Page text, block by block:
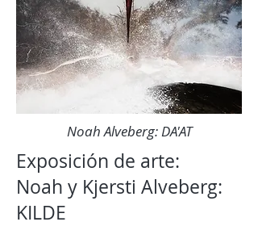
Noah Alveberg: DA'AT
Exposición de arte:
Noah y Kjersti Alveberg:
KILDE